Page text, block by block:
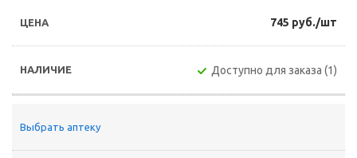
745 руб./шт
Доступно для заказа (1)
Выбрать аптеку